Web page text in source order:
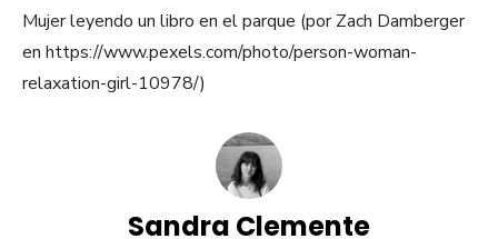
Mujer leyendo un libro en el parque (por Zach Damberger
en https://www.pexels.com/photo/person-woman-
relaxation-girl-10978/)
Sandra Clemente